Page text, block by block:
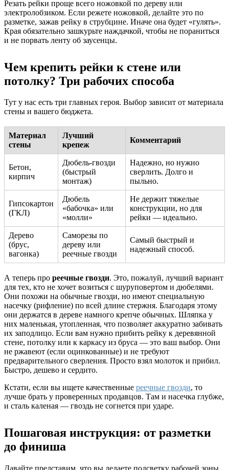
Резать рейки проще всего ножовкой по дереву или
электролобзиком. Если режете ножовкой, делайте это по
разметке, зажав рейку в струбцине. Иначе она будет «гулять».
Края обязательно зашкурьте наждачкой, чтобы не пораниться
и не порвать ленту об заусенцы.
Чем крепить рейки к стене или
потолку? Три рабочих способа
Тут у нас есть три главных героя. Выбор зависит от материала
стены и вашего бюджета.
Материал
стены
Лучший
крепеж
Комментарий
Бетон,
кирпич
Дюбель-гвозди
(быстрый
монтаж)
Надежно, но нужно
сверлить. Долго и
пыльно.
Гипсокартон
(ГКЛ)
Дюбель
«бабочка» или
«молли»
Не держит тяжелые
конструкции, но для
рейки — идеально.
Дерево
(брус,
вагонка)
Саморезы по
дереву или
реечные гвозди
Самый быстрый и
надежный способ.
А теперь про реечные гвозди. Это, пожалуй, лучший вариант
для тех, кто не хочет возиться с шуруповертом и дюбелями.
Они похожи на обычные гвозди, но имеют специальную
насечку (рифление) по всей длине стержня. Благодаря этому
они держатся в дереве намного крепче обычных. Шляпка у
них маленькая, утопленная, что позволяет аккуратно забивать
их заподлицо. Если вам нужно прибить рейку к деревянной
стене, потолку или к каркасу из бруса — это ваш выбор. Они
не ржавеют (если оцинкованные) и не требуют
предварительного сверления. Просто взял молоток и прибил.
Быстро, дешево и сердито.
Кстати, если вы ищете качественные реечные гвозди, то
лучше брать у проверенных продавцов. Там и насечка глубже,
и сталь каленая — гвоздь не согнется при ударе.
Пошаговая инструкция: от разметки
до финиша